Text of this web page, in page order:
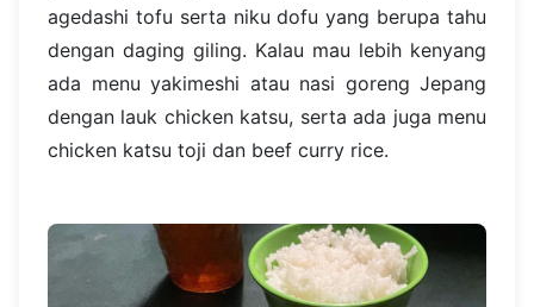
agedashi tofu serta niku dofu yang berupa tahu
dengan daging giling. Kalau mau lebih kenyang
ada menu yakimeshi atau nasi goreng Jepang
dengan lauk chicken katsu, serta ada juga menu
chicken katsu toji dan beef curry rice.